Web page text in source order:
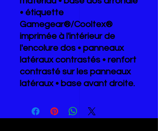
• étiquette
Gamegear®/Cooltex®
imprimée à l'intérieur de
l'encolure dos • panneaux
latéraux contrastés • renfort
contrasté sur les panneaux
latéraux • base avant droite.